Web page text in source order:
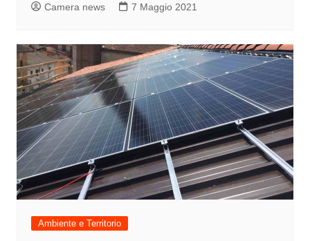
Camera news 7 Maggio 2021
Ambiente e Territorio